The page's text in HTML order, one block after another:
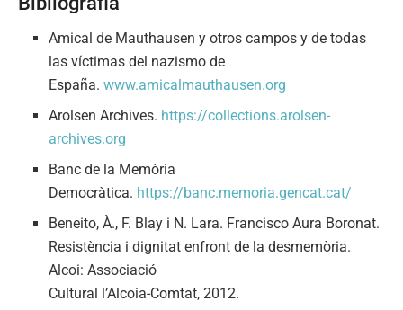
Amical de Mauthausen y otros campos y de todas
las víctimas del nazismo de
España.www.amicalmauthausen.org
Arolsen Archives. https://collections.arolsen-
archives.org
Banc de la Memòria
Democràtica. https://banc.memoria.gencat.cat/
Beneito, À., F. Blay i N. Lara. Francisco Aura Boronat.
Resistència i dignitat enfront de la desmemòria.
Alcoi: Associació
Cultural l’Alcoia-Comtat, 2012.